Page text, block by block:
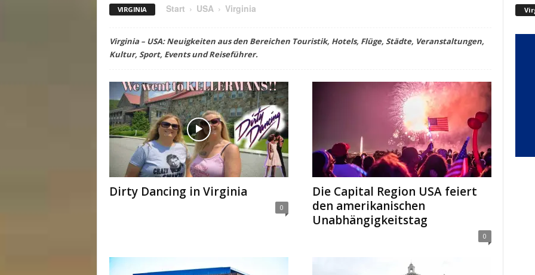
VIRGINIA Start USA Virginia
Virginia – USA: Neuigkeiten aus den Bereichen Touristik, Hotels, Flüge, Städte, Veranstaltungen,
Kultur, Sport, Events und Reiseführer.
Dirty Dancing in Virginia
0
Die Capital Region USA feiert
den amerikanischen
Unabhängigkeitstag
0